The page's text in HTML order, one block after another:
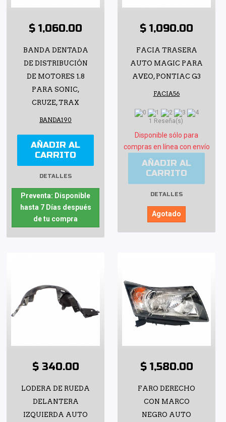
$ 1,060.00
BANDA DENTADA
DE DISTRIBUCIÓN
DE MOTORES 1.8
PARA SONIC,
CRUZE, TRAX
BANDA190
AÑADIR AL
CARRITO
DETALLES
Preventa: Disponible
hasta 7 Días después
de tu compra
$ 1,090.00
FACIA TRASERA
AUTO MAGIC PARA
AVEO, PONTIAC G3
FACIA56
1 Reseña(s)
Disponible sólo para
compras en línea con envío
AÑADIR AL
CARRITO
DETALLES
Agotado
$ 340.00
LODERA DE RUEDA
DELANTERA
IZQUIERDA AUTO
$ 1,580.00
FARO DERECHO
CON MARCO
NEGRO AUTO